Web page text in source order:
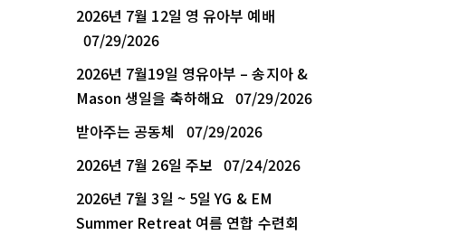
2026년 7월 12일 영 유아부 예배
07/29/2026
2026년 7월19일 영유아부 – 송지아 &
Mason 생일을 축하해요 07/29/2026
받아주는 공동체
07/29/2026
2026년 7월 26일 주보 07/24/2026
2026년 7월 3일 ~ 5일 YG & EM
Summer Retreat 여름 연합 수련회